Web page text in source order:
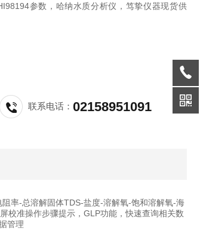
参数，哈纳水质分析仪，笃挚仪器现货供
联系电话：02158951091
率-总溶解固体TDS-盐度-溶解氧-饱和溶解氧-海
校准操作步骤提示，GLP功能，快速查询相关数
管理